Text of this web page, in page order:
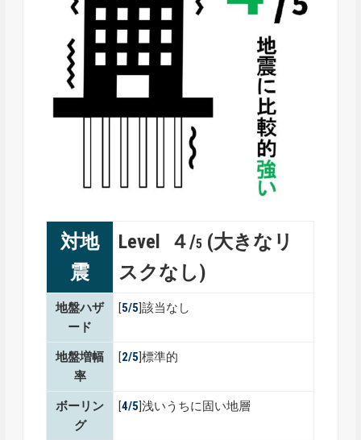
対地
震
Level ４/5 (大きなリ
スクなし)
地盤ハザ
ード
[5/5]該当なし
地盤増幅
率
[2/5]標準的
ボーリン
グ
[4/5]浅いうちに固い地層